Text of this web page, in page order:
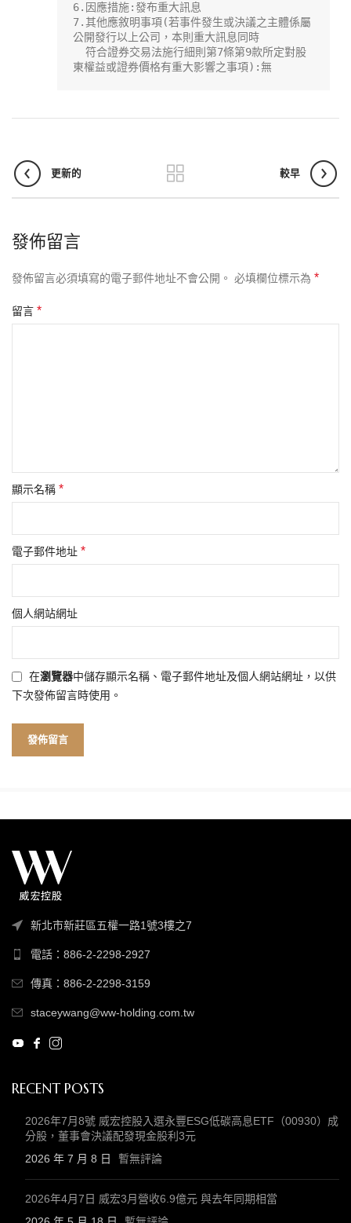
6.因應措施:發布重大訊息
7.其他應敘明事項(若事件發生或決議之主體係屬
公開發行以上公司，本則重大訊息同時
東權益或證券價格有重大影響之事項):無
更新的 較早
發佈留言
發佈留言必須填寫的電子郵件地址不會公開。 必填欄位標示為 *
留言 *
顯示名稱 *
電子郵件地址 *
個人網站網址
在瀏覽器中儲存顯示名稱、電子郵件地址及個人網站網址，以供
下次發佈留言時使用。
新北市新莊區五權一路1號3樓之7
電話：886-2-2298-2927
傳真：886-2-2298-3159
staceywang@ww-holding.com.tw
RECENT POSTS
2026年7月8號 威宏控股入選永豐ESG低碳高息ETF（00930）成
分股，董事會決議配發現金股利3元
2026 年 7 月 8 日
暫無評論
2026年4月7日 威宏3月營收6.9億元 與去年同期相當